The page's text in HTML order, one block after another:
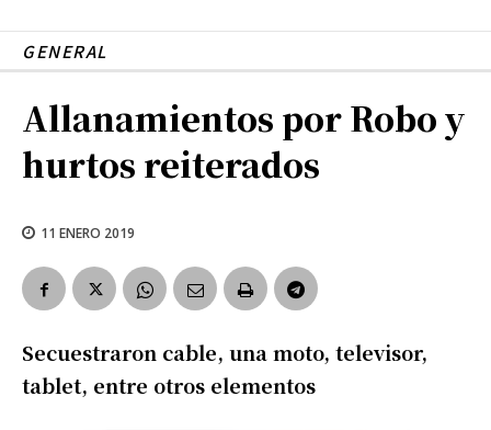
GENERAL
Allanamientos por Robo y
hurtos reiterados
11 ENERO 2019
Secuestraron cable, una moto, televisor,
tablet, entre otros elementos